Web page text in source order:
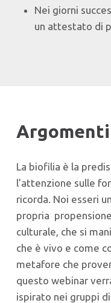
Nei giorni
un attestato di
La biofilia è la
l’attenzione sulle
ricorda. Noi esseri
propria
culturale, che si
che è vivo e come
metafore che
questo webinar
ispirato nei gruppi